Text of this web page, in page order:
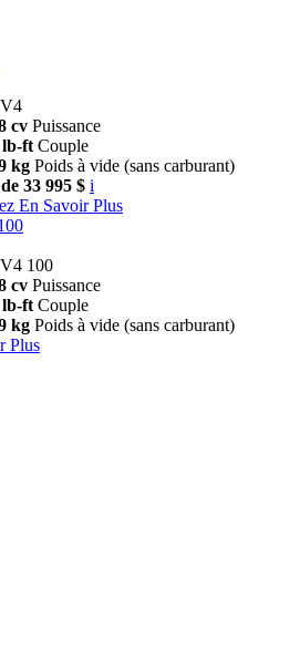
cv Puissance
lb-ft Couple
kg Poids à vide (sans carburant)
33 995 $ i
En Savoir Plus
100
cv Puissance
lb-ft Couple
kg Poids à vide (sans carburant)
Plus